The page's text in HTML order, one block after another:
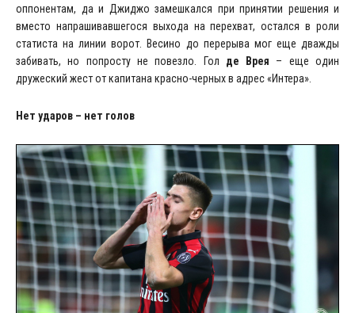
оппонентам, да и Джиджо замешкался при принятии решения и
вместо напрашивавшегося выхода на перехват, остался в роли
статиста на линии ворот. Весино до перерыва мог еще дважды
забивать, но попросту не повезло. Гол де Врея – еще один
дружеский жест от капитана красно-черных в адрес «Интера».
Нет ударов – нет голов